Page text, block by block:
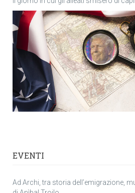
EVENTI
Ad Archi, tra storia dell’emigrazione,